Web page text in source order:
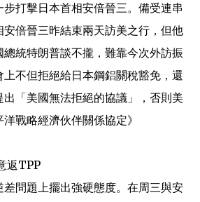
打擊日本首相安倍晉三。備受連串
倍晉三昨結束兩天訪美之行，但他
統特朗普談不攏，難靠今次外訪振
不但拒絕給日本鋼鋁關稅豁免，還
「美國無法拒絕的協議」，否則美
戰略經濟伙伴關係協定》
返TPP
問題上擺出強硬態度。在周三與安